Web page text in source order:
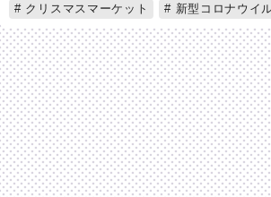
クリスマスマーケット
新型コロナウイ